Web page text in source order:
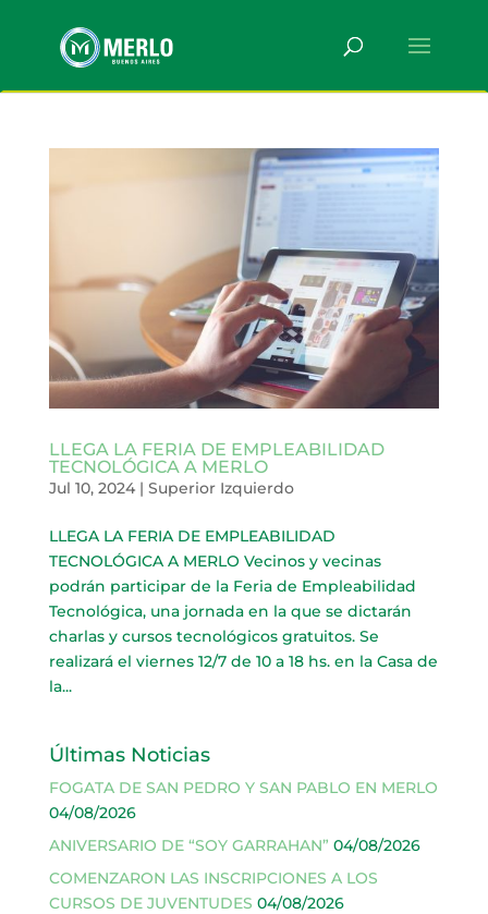
LLEGA LA FERIA DE EMPLEABILIDAD
TECNOLÓGICA A MERLO
Jul 10, 2024| Superior Izquierdo
LLEGA LA FERIA DE EMPLEABILIDAD
TECNOLÓGICA A MERLO Vecinos y vecinas
podrán participar de la Feria de Empleabilidad
Tecnológica, una jornada en la que se dictarán
charlas y cursos tecnológicos gratuitos. Se
realizará el viernes 12/7 de 10 a 18 hs. en la Casa de
la...
Últimas Noticias
FOGATA DE SAN PEDRO Y SAN PABLO EN MERLO
04/08/2026
ANIVERSARIO DE “SOY GARRAHAN” 04/08/2026
COMENZARON LAS INSCRIPCIONES A LOS
CURSOS DE JUVENTUDES 04/08/2026